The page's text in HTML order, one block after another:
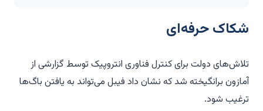
شکاک حرفه‌ای
تلاش‌های دولت برای کنترل فناوری انتروپیک توسط گزارشی از
آمازون برانگیخته شد که نشان داد فیبل می‌تواند به یافتن باگ‌ها
ترغیب شود.